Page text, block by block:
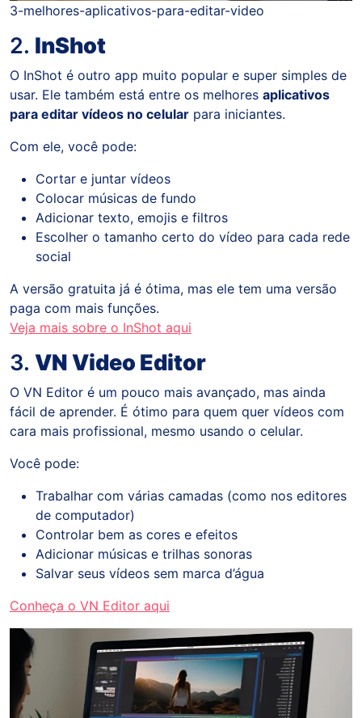
3-melhores-aplicativos-para-editar-video
2. InShot
O InShot é outro app muito popular e super simples de
usar. Ele também está entre os melhores aplicativos
para editar vídeos no celular para iniciantes.
Com ele, você pode:
Cortar e juntar vídeos
Colocar músicas de fundo
Adicionar texto, emojis e filtros
Escolher o tamanho certo do vídeo para cada rede
social
A versão gratuita já é ótima, mas ele tem uma versão
paga com mais funções.
Veja mais sobre o InShot aqui
3. VN Video Editor
O VN Editor é um pouco mais avançado, mas ainda
fácil de aprender. É ótimo para quem quer vídeos com
cara mais profissional, mesmo usando o celular.
Você pode:
Trabalhar com várias camadas (como nos editores
de computador)
Controlar bem as cores e efeitos
Adicionar músicas e trilhas sonoras
Salvar seus vídeos sem marca d’água
Conheça o VN Editor aqui